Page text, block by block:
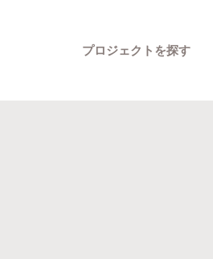
プロジェクトを探す